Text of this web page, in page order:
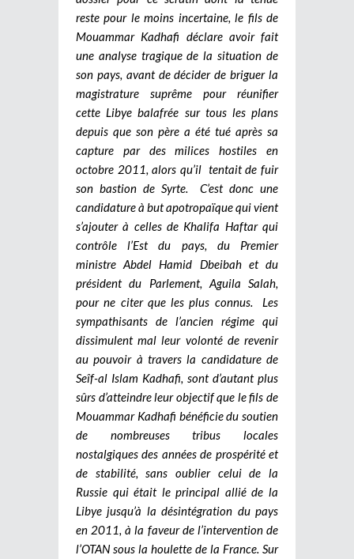
reste pour le moins incertaine, le fils de
Mouammar Kadhafi déclare avoir fait
une analyse tragique de la situation de
son pays, avant de décider de briguer la
magistrature suprême pour réunifier
cette Libye balafrée sur tous les plans
depuis que son père a été tué après sa
capture par des milices hostiles en
octobre 2011, alors qu’il tentait de fuir
son bastion de Syrte. C’est donc une
candidature à but apotropaïque qui vient
s’ajouter à celles de Khalifa Haftar qui
contrôle l’Est du pays, du Premier
ministre Abdel Hamid Dbeibah et du
président du Parlement, Aguila Salah,
pour ne citer que les plus connus. Les
sympathisants de l’ancien régime qui
dissimulent mal leur volonté de revenir
au pouvoir à travers la candidature de
Seîf-al Islam Kadhafi, sont d’autant plus
sûrs d’atteindre leur objectif que le fils de
Mouammar Kadhafi bénéficie du soutien
de nombreuses tribus locales
nostalgiques des années de prospérité et
de stabilité, sans oublier celui de la
Russie qui était le principal allié de la
Libye jusqu’à la désintégration du pays
en 2011, à la faveur de l’intervention de
l’OTAN sous la houlette de la France. Sur